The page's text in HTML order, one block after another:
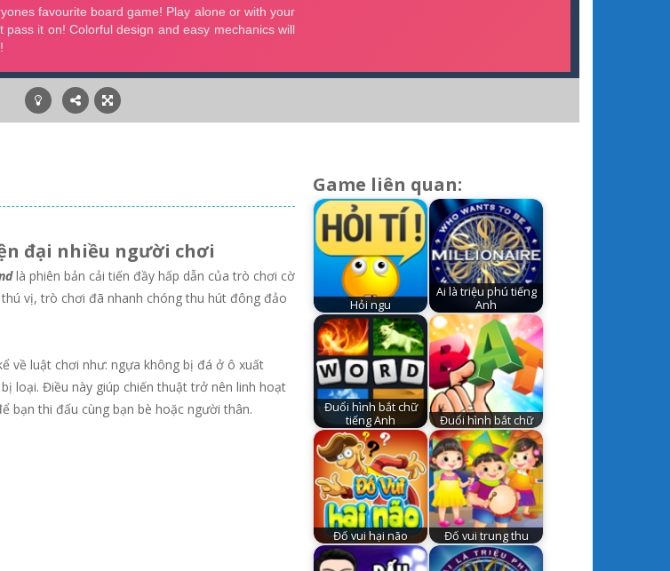
đại nhiều người chơi
là phiên bản cải tiến đầy hấp dẫn của trò chơi cờ
vị, trò chơi đã nhanh chóng thu hút đông đảo
về luật chơi như: ngựa không bị đá ở ô xuất
loại. Điều này giúp chiến thuật trở nên linh hoạt
bạn thi đấu cùng bạn bè hoặc người thân.
Game liên quan:
Hỏi ngu
Ai là triệu phú tiếng
Anh
Đuổi hình bắt chữ
tiếng Anh
Đuổi hình bắt chữ
Đố vui hại não Đố vui trung thu